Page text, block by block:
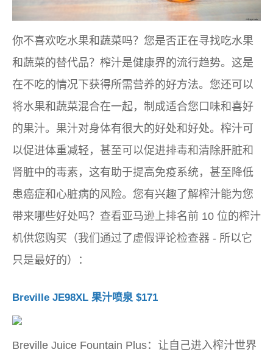
你不喜欢吃水果和蔬菜吗？您是否正在寻找吃水果
和蔬菜的替代品？榨汁是健康界的流行趋势。这是
在不吃的情况下获得所需营养的好方法。您还可以
将水果和蔬菜混合在一起，制成适合您口味和喜好
的果汁。果汁对身体有很大的好处和好处。榨汁可
以促进体重减轻，甚至可以促进排毒和清除肝脏和
肾脏中的毒素，这有助于提高免疫系统，甚至降低
患癌症和心脏病的风险。您有兴趣了解榨汁能为您
带来哪些好处吗？查看亚马逊上排名前 10 位的榨汁
机供您购买（我们通过了虚假评论检查器 - 所以它
只是最好的）：
Breville JE98XL 果汁喷泉 $171
Breville Juice Fountain Plus：让自己进入榨汁世界